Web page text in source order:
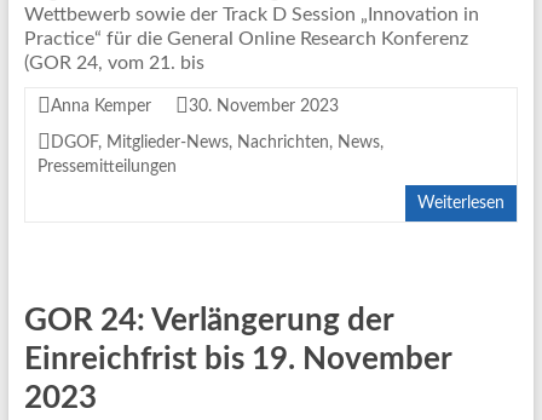
Wettbewerb sowie der Track D Session „Innovation in
Practice“ für die General Online Research Konferenz
(GOR 24, vom 21. bis
Anna Kemper 30. November 2023
DGOF, Mitglieder-News, Nachrichten, News,
Pressemitteilungen
Weiterlesen
GOR 24: Verlängerung der
Einreichfrist bis 19. November
2023